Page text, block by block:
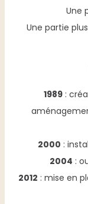
Une
Une partie
1989 :
2000 :
2004 :
2012 : mise en